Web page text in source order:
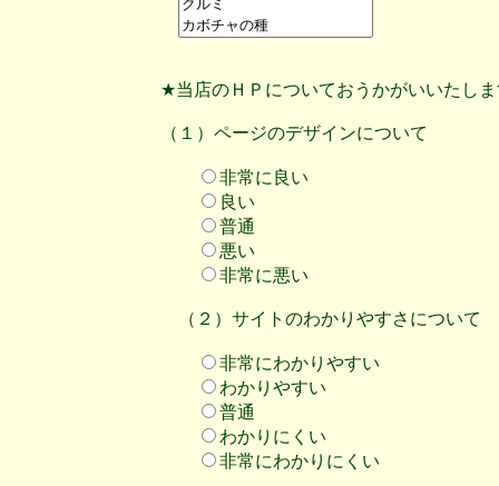
★当店のＨＰについておうかがいいたし
（１）ページのデザインについて
非常に良い
良い
普通
悪い
非常に悪い
（２）サイトのわかりやすさについて
非常にわかりやすい
わかりやすい
普通
わかりにくい
非常にわかりにくい